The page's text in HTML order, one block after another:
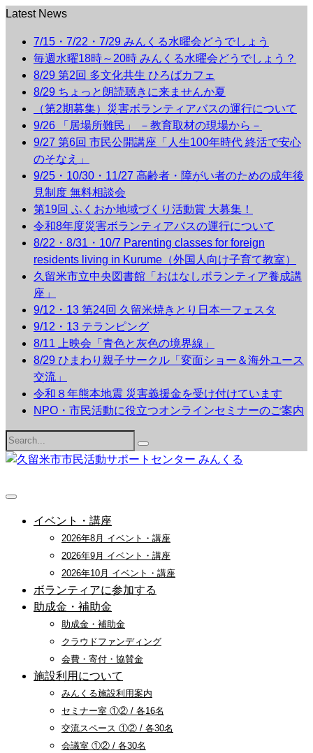
Latest News
7/15・7/22・7/29 みんくる水曜会どうでしょう
毎週水曜18時～20時 みんくる水曜会どうでしょう？
8/29 第2回 多文化共生 ひろばカフェ
8/29 ちょっと朗読聴きに来ませんか夏
（第2期募集）災害ボランティアバスの運行について
9/26 「居場所難民」 －教育取材の現場から－
9/27 第6回 市民公開講座「人生100年時代 終活で安心
のそなえ」
9/25・10/30・11/27 高齢者・障がい者のための成年後
見制度 無料相談会
第19回 ふくおか地域づくり活動賞 大募集！
令和8年度災害ボランティアバスの運行について
8/22・8/31・10/7 Parenting classes for foreign
residents living in Kurume（外国人向け子育て教室）
久留米市立中央図書館「おはなしボランティア養成講
座」
9/12・13 第24回 久留米焼きとり日本一フェスタ
9/12・13 テランピング
8/11 上映会「青色と灰色の境界線」
8/29 ひまわり親子サークル「変面ショー＆海外ユース
交流」
令和８年熊本地震 災害義援金を受け付けています
NPO・市民活動に役立つオンラインセミナーのご案内
Search
for:
イベント・講座
2026年8月 イベント・講座
2026年9月 イベント・講座
2026年10月 イベント・講座
ボランティアに参加する
助成金・補助金
助成金・補助金
クラウドファンディング
会費・寄付・協賛金
施設利用について
みんくる施設利用案内
セミナー室 ①② / 各16名
交流スペース ①② / 各30名
会議室 ①② / 各30名